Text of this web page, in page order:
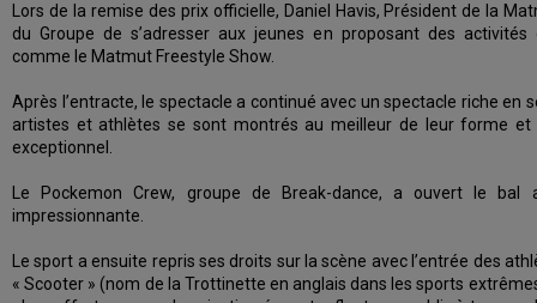
Lors de la remise des prix officielle, Daniel Havis, Président de la
du Groupe de s’adresser aux jeunes en proposant des
comme le Matmut Freestyle Show.
Après l’entracte, le spectacle a continué avec un spectacle riche en
artistes et athlètes se sont montrés au meilleur de leur forme
exceptionnel.
Le Pockemon Crew, groupe de Break-dance, a ouvert le bal
impressionnante.
Le sport a ensuite repris ses droits sur la scène avec l’entrée des
« Scooter » (nom de la Trottinette en anglais dans les sports